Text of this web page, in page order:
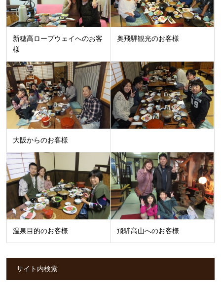
新穂高ロープウェイへのお客
様
奥飛騨観光のお客様
大阪からのお客様
温泉目的のお客様 飛騨高山へのお客様
サイト内検索